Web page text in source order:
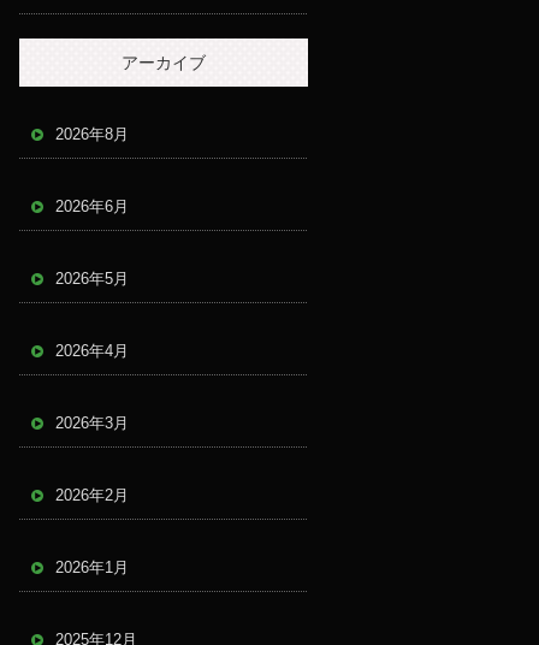
アーカイブ
2026年8月
2026年6月
2026年5月
2026年4月
2026年3月
2026年2月
2026年1月
2025年12月